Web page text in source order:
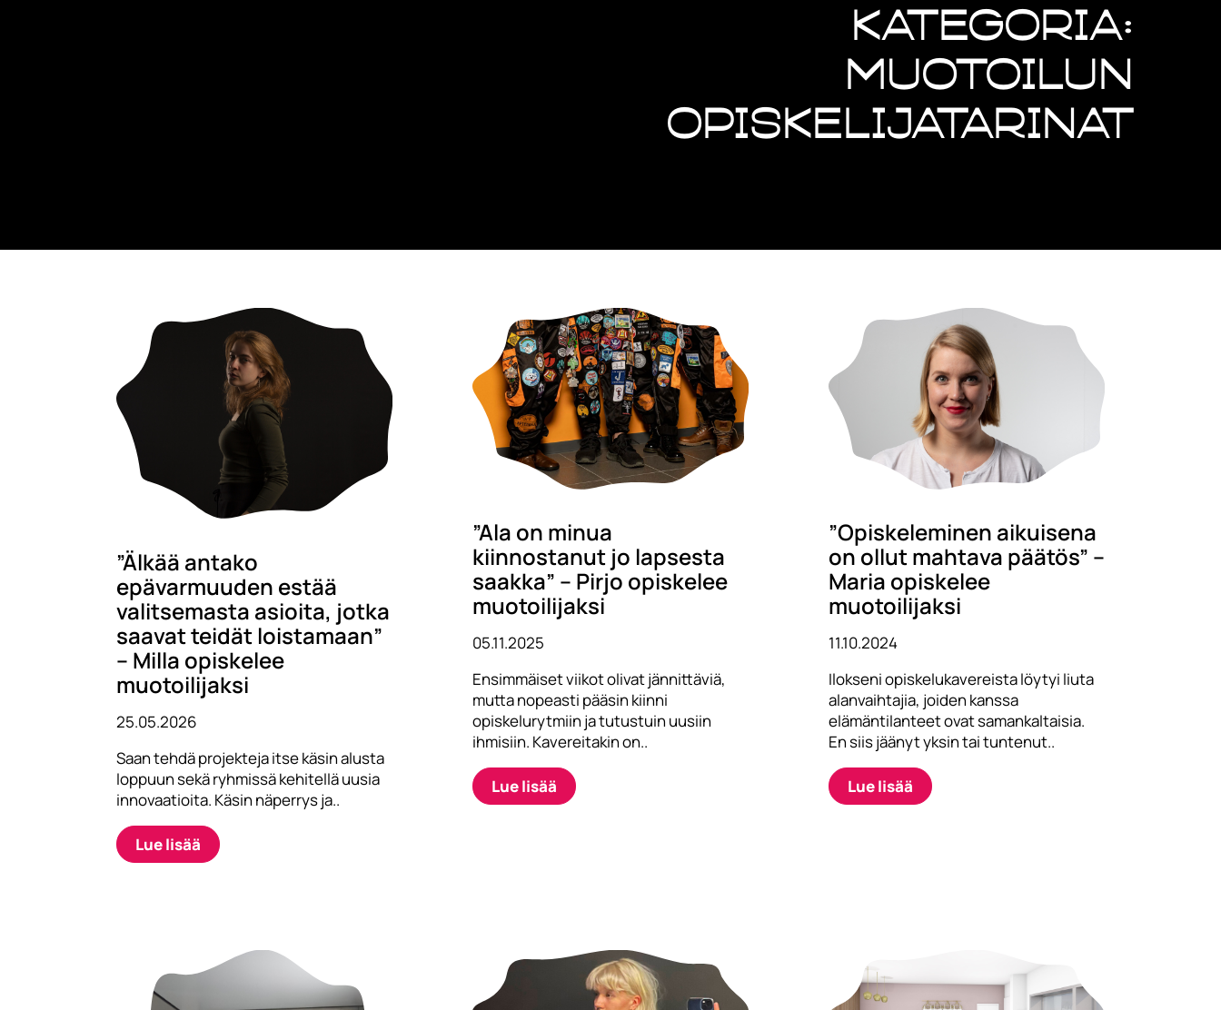
Kategoria:
Muotoilun
opiskelijatarinat
”Älkää antako
epävarmuuden estää
valitsemasta asioita, jotka
saavat teidät loistamaan”
– Milla opiskelee
muotoilijaksi
25.05.2026
Saan tehdä projekteja itse käsin alusta
loppuun sekä ryhmissä kehitellä uusia
innovaatioita. Käsin näperrys ja..
Lue lisää
”Ala on minua
kiinnostanut jo lapsesta
saakka” – Pirjo opiskelee
muotoilijaksi
05.11.2025
Ensimmäiset viikot olivat jännittäviä,
mutta nopeasti pääsin kiinni
opiskelurytmiin ja tutustuin uusiin
ihmisiin. Kavereitakin on..
Lue lisää
”Opiskeleminen aikuisena
on ollut mahtava päätös” –
Maria opiskelee
muotoilijaksi
11.10.2024
Ilokseni opiskelukavereista löytyi liuta
alanvaihtajia, joiden kanssa
elämäntilanteet ovat samankaltaisia.
En siis jäänyt yksin tai tuntenut..
Lue lisää